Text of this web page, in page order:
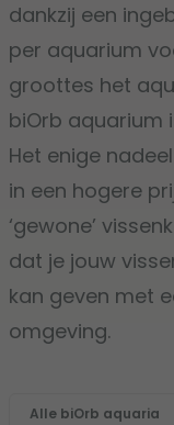
dankzij een
per aquarium
groottes het
biOrb aquarium
Het enige
in een hogere
‘gewone’
dat je jouw
kan geven met
omgeving.
Alle biOrb aquaria